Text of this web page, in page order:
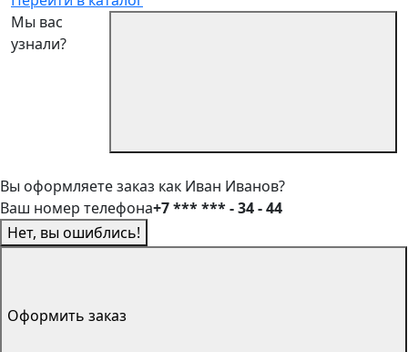
Мы вас
узнали?
Вы оформляете заказ как Иван Иванов?
Ваш номер телефона+7 *** *** - 34 - 44
Нет, вы ошиблись!
Оформить заказ